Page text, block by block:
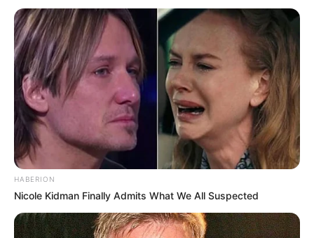
HABERION
Nicole Kidman Finally Admits What We All Suspected